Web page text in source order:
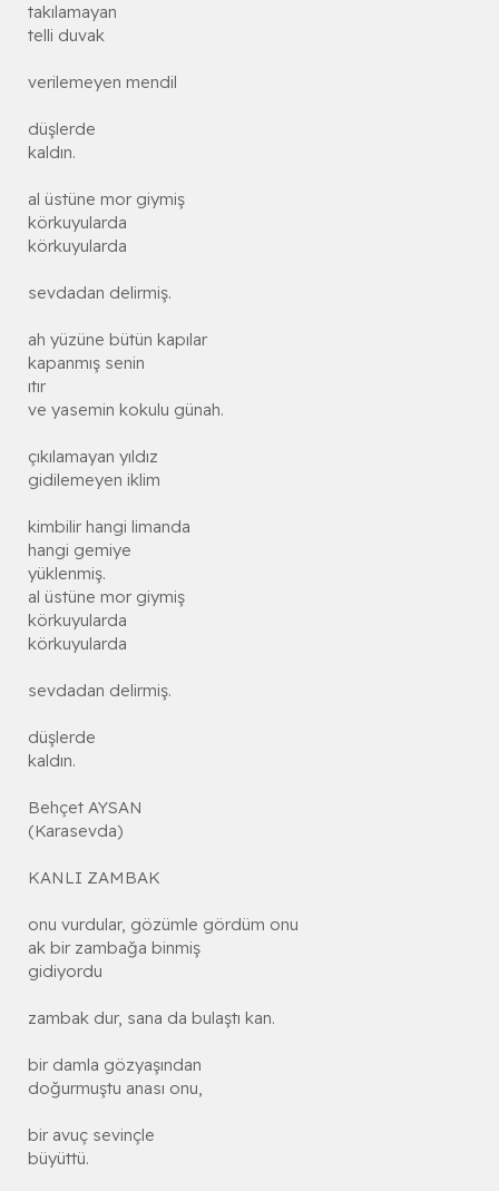
takılamayan
telli duvak
verilemeyen mendil
düşlerde
kaldın.
al üstüne mor giymiş
körkuyularda
körkuyularda
sevdadan delirmiş.
ah yüzüne bütün kapılar
kapanmış senin
ıtır
ve yasemin kokulu günah.
çıkılamayan yıldız
gidilemeyen iklim
kimbilir hangi limanda
hangi gemiye
yüklenmiş.
al üstüne mor giymiş
körkuyularda
körkuyularda
sevdadan delirmiş.
düşlerde
kaldın.
Behçet AYSAN
(Karasevda)
KANLI ZAMBAK
onu vurdular, gözümle gördüm onu
ak bir zambağa binmiş
gidiyordu
zambak dur, sana da bulaştı kan.
bir damla gözyaşından
doğurmuştu anası onu,
bir avuç sevinçle
büyüttü.